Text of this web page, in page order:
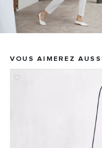
VOUS AIMEREZ AUSSI